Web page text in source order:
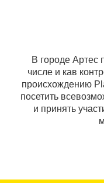
В городе Артес
числе и кав
происхождению
посетить
и принять